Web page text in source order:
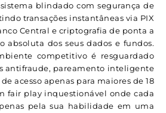
blindado com segurança de
transações instantâneas via PIX
Central e criptografia de ponta a
absoluta dos seus dados e fundos.
competitivo é resguardado
antifraude, pareamento inteligente
acesso apenas para maiores de 18
fair play inquestionável onde cada
pela sua habilidade em uma